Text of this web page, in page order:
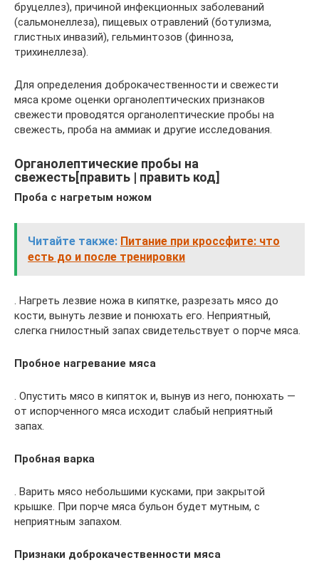
бруцеллез), причиной инфекционных заболеваний
(сальмонеллеза), пищевых отравлений (ботулизма,
глистных инвазий), гельминтозов (финноза,
трихинеллеза).
Для определения доброкачественности и свежести
мяса кроме оценки органолептических признаков
свежести проводятся органолептические пробы на
свежесть, проба на аммиак и другие исследования.
Органолептические пробы на
свежесть[править | править код]
Проба с нагретым ножом
Читайте также: Питание при кроссфите: что
есть до и после тренировки
. Нагреть лезвие ножа в кипятке, разрезать мясо до
кости, вынуть лезвие и понюхать его. Неприятный,
слегка гнилостный запах свидетельствует о порче мяса.
Пробное нагревание мяса
. Опустить мясо в кипяток и, вынув из него, понюхать —
от испорченного мяса исходит слабый неприятный
запах.
Пробная варка
. Варить мясо небольшими кусками, при закрытой
крышке. При порче мяса бульон будет мутным, с
неприятным запахом.
Признаки доброкачественности мяса